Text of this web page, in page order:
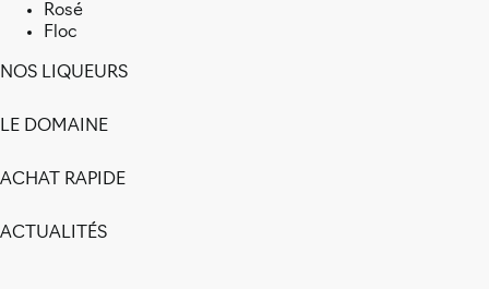
Rosé
Floc
NOS LIQUEURS
LE DOMAINE
ACHAT RAPIDE
ACTUALITÉS